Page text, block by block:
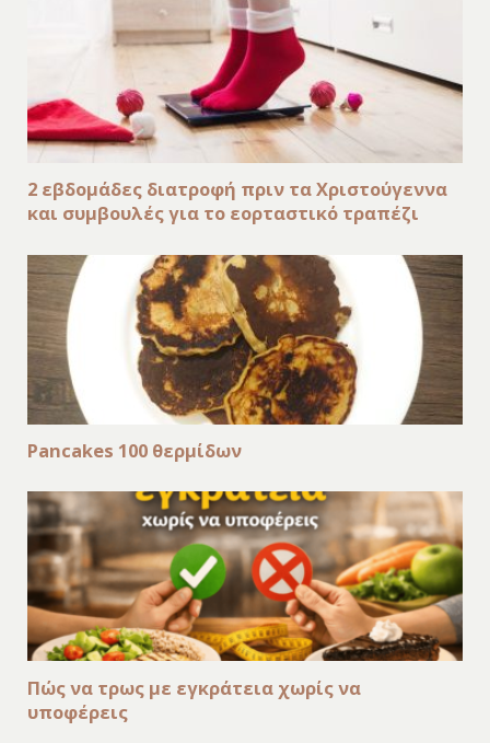
2 εβδομάδες διατροφή πριν τα Χριστούγεννα
και συμβουλές για το εορταστικό τραπέζι
Pancakes 100 θερμίδων
Πώς να τρως με εγκράτεια χωρίς να
υποφέρεις